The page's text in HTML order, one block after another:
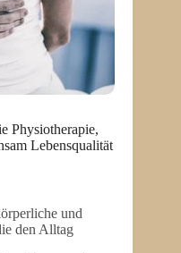
Physiotherapie,
Lebensqualität
und
den Alltag